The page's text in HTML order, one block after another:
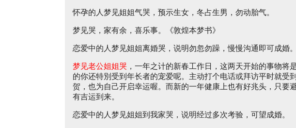
怀孕的人梦见姐姐气哭，预示生女，冬占生男，勿动胎气。
梦见哭，家有余，喜乐事。《敦煌本梦书》
恋爱中的人梦见姐姐离婚哭，说明勿忽勿躁，慢慢沟通即可成婚。
梦见老公姐姐哭 ，一年之计的新春工作日，这两天开始的事物
的你还特別受到年长者的宠爱呢。主动打个电话或拜访平时就受
贺，也为自己开启幸运喔。而新的一年健康上也有好兆头，只要
有吉运到来。
恋爱中的人梦见姐姐到我家哭，说明经过多次考验，可望成婚。